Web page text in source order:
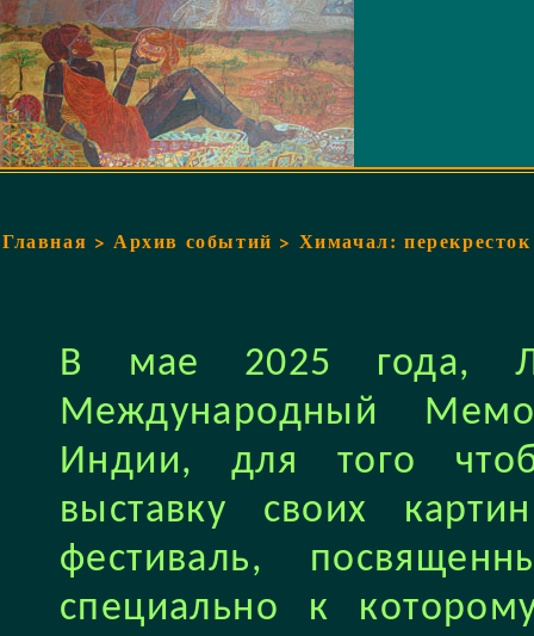
Главная >Архив событий > Химачал:
В мае 2025 года,
Международный
Индии, для того
выставку своих
фестиваль,
специально к